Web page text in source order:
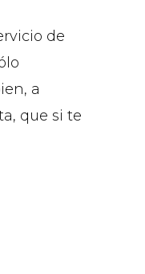
de
a
que si te